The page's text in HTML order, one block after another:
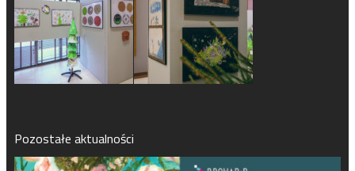
Pozostałe aktualności